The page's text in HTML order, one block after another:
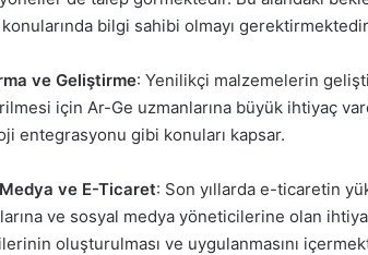
bilgi sahibi olmayı
ve Geliştirme: Yenilikçi malzemelerin
için Ar-Ge uzmanlarına büyük ihtiyaç
entegrasyonu gibi konuları kapsar.
ve E-Ticaret: Son yıllarda e-ticaretin
ve sosyal medya yöneticilerine olan
oluşturulması ve uygulanmasını